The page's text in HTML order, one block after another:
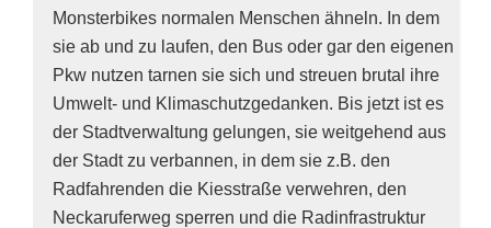
Monsterbikes normalen Menschen ähneln. In dem
sie ab und zu laufen, den Bus oder gar den eigenen
Pkw nutzen tarnen sie sich und streuen brutal ihre
Umwelt- und Klimaschutzgedanken. Bis jetzt ist es
der Stadtverwaltung gelungen, sie weitgehend aus
der Stadt zu verbannen, in dem sie z.B. den
Radfahrenden die Kiesstraße verwehren, den
Neckaruferweg sperren und die Radinfrastruktur